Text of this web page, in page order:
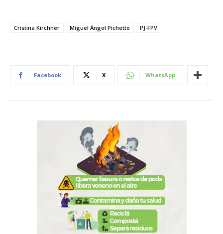
Cristina Kirchner Miguel Ángel Pichetto PJ-FPV
Facebook X WhatsApp